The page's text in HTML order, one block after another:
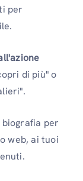
per
di più" o
per
web, ai tuoi